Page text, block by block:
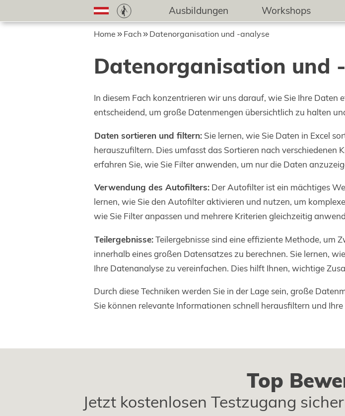
Ausbildungen Workshops
Home Fach Datenorganisation und -analyse
Datenorganisation und
In diesem Fach konzentrieren wir uns darauf, wie Sie Ihre
entscheidend, um große Datenmengen übersichtlich zu halten
Daten sortieren und filtern: Sie lernen, wie Sie Daten in Excel
herauszufiltern. Dies umfasst das Sortieren nach verschiedenen
erfahren Sie, wie Sie Filter anwenden, um nur die Daten
Verwendung des Autofilters: Der Autofilter ist ein mächtiges
lernen, wie Sie den Autofilter aktivieren und nutzen, um
wie Sie Filter anpassen und mehrere Kriterien gleichzeitig
Teilergebnisse: Teilergebnisse sind eine effiziente Methode, um
innerhalb eines großen Datensatzes zu berechnen. Sie lernen,
Ihre Datenanalyse zu vereinfachen. Dies hilft Ihnen, wichtige
Durch diese Techniken werden Sie in der Lage sein, große
Sie können relevante Informationen schnell herausfiltern und
Top
Jetzt kostenlosen Testzugang